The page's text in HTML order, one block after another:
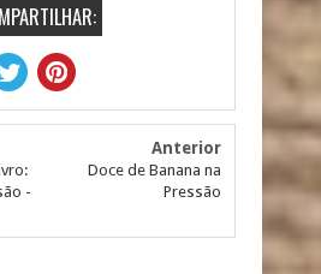
-
Anterior
Doce de Banana na
Pressão